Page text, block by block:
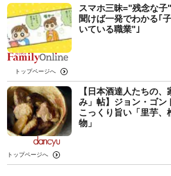
スマホ三昧="残念な
聞けば一発でわかる｢
いている職業"｣
トップページへ
【日本酒達人たちの
み」帖】ジョン・ゴ
こっくり旨い「里芋、
物」
トップページへ